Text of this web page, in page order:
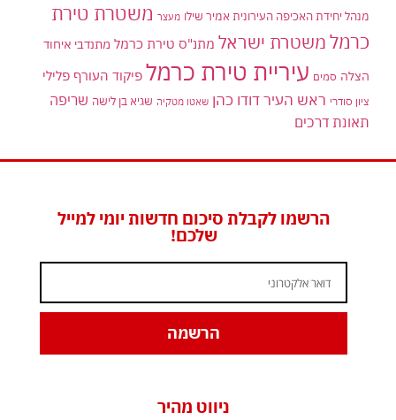
מנהל יחידת האכיפה העירונית אמיר שילו מעצר משטרת טירת
כרמלמשטרת ישראל מתנ"ס טירת כרמל מתנדבי איחוד
הצלה סמים עיריית טירת כרמל פיקוד העורף פלילי
ציון סודרי ראש העיר דודו כהן שאטו מטקיה שגיא בן לישה שריפה
תאונת דרכים
הרשמו לקבלת סיכום חדשות יומי למייל
שלכם!
הרשמה
ניווט מהיר